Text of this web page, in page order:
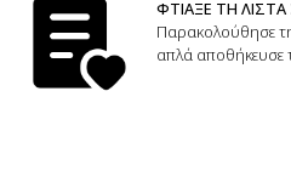
ΦΤΙΑΞΕ ΤΗ
Παρακολούθησε
απλά αποθήκευσε